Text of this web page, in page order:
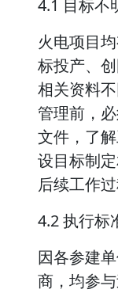
4.1 目标不
火电项目
标投产、
相关资料
管理前，
文件，了
设目标制
后续工作
4.2 执行标
因各参建
商，均参